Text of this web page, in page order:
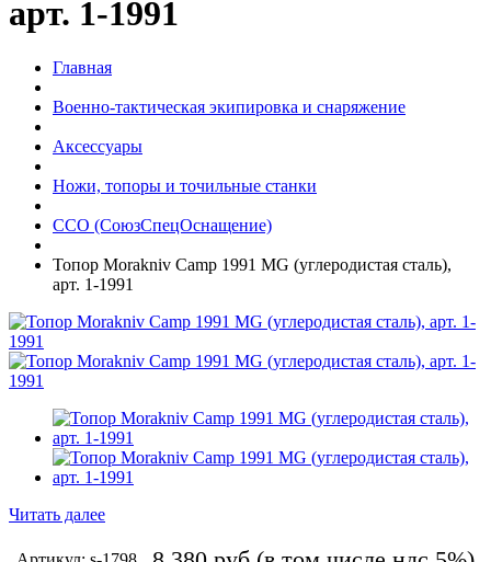
арт. 1-1991
Главная
Военно-тактическая экипировка и снаряжение
Аксессуары
Ножи, топоры и точильные станки
ССО (СоюзСпецОснащение)
Топор Morakniv Camp 1991 MG (углеродистая сталь),
арт. 1-1991
Читать далее